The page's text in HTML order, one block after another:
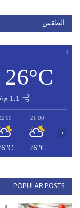
الطقس
26°C
1.1 م\ث
21:00
26°C
›
POPULAR POSTS